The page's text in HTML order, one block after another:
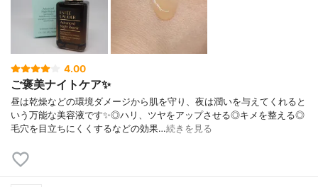
4.00
ご褒美ナイトケア✨
昼は乾燥などの環境ダメージから肌を守り、夜は潤いを与えてくれると
いう万能な美容液です✨◎ハリ、ツヤをアップさせる◎キメを整える◎
毛穴を目立ちにくくするなどの効果…続きを見る